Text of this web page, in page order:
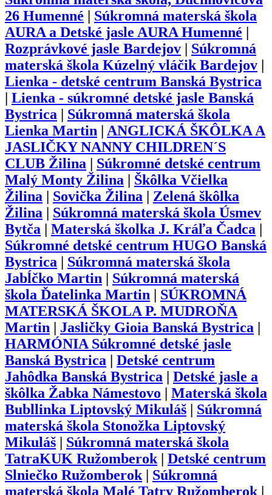
26 Humenné
Súkromná materská škola
AURA a Detské jasle AURA Humenné
Rozprávkové jasle Bardejov
Súkromná
materská škola Kúzelný vláčik Bardejov
Lienka - detské centrum Banská Bystrica
Lienka - súkromné detské jasle Banská
Bystrica
Súkromná materská škola
Lienka Martin
ANGLICKÁ ŠKÔLKA A
JASLIČKY NANNY CHILDREN´S
CLUB Žilina
Súkromné detské centrum
Malý Monty Žilina
Škôlka Včielka
Žilina
Sovička Žilina
Zelená škôlka
Žilina
Súkromná materská škola Úsmev
Bytča
Materská školka J. Kráľa Čadca
Súkromné detské centrum HUGO Banská
Bystrica
Súkromná materská škola
Jabĺčko Martin
Súkromná materská
škola Ďatelinka Martin
SÚKROMNÁ
MATERSKÁ ŠKOLA P. MUDROŇA
Martin
Jasličky Gioia Banská Bystrica
HARMÓNIA Súkromné detské jasle
Banská Bystrica
Detské centrum
Jahôdka Banská Bystrica
Detské jasle a
škôlka Žabka Námestovo
Materská škola
Bubllinka Liptovský Mikuláš
Súkromná
materská škola Stonožka Liptovský
Mikuláš
Súkromná materská škola
TatraKUK Ružomberok| Detské centrum
Slniečko Ružomberok| Súkromná
materská škola Malé Tatry Ružomberok|